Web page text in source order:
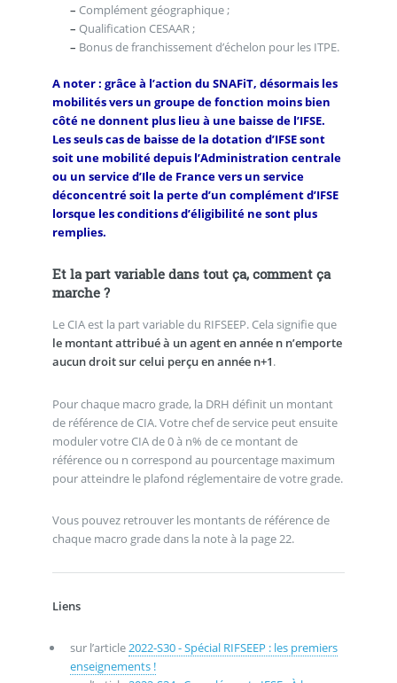
– Complément géographique ;
– Qualification CESAAR ;
– Bonus de franchissement d’échelon pour les ITPE.
A noter : grâce à l’action du SNAFiT, désormais les
mobilités vers un groupe de fonction moins bien
côté ne donnent plus lieu à une baisse de l’IFSE.
Les seuls cas de baisse de la dotation d’IFSE sont
soit une mobilité depuis l’Administration centrale
ou un service d’Ile de France vers un service
déconcentré soit la perte d’un complément d’IFSE
lorsque les conditions d’éligibilité ne sont plus
remplies.
Et la part variable dans tout ça, comment ça
marche ?
Le CIA est la part variable du RIFSEEP. Cela signifie que
le montant attribué à un agent en année n n’emporte
aucun droit sur celui perçu en année n+1.
Pour chaque macro grade, la DRH définit un montant
de référence de CIA. Votre chef de service peut ensuite
moduler votre CIA de 0 à n% de ce montant de
référence ou n correspond au pourcentage maximum
pour atteindre le plafond réglementaire de votre grade.
Vous pouvez retrouver les montants de référence de
chaque macro grade dans la note à la page 22.
Liens
sur l’article2022-S30 - Spécial RIFSEEP : les premiers
enseignements !